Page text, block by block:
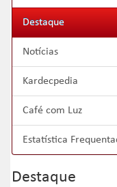
Destaque
Notícias
Kardecpedia
Café com Luz
Estatística
Destaque